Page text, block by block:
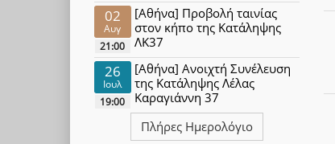
02
Αυγ
21:00
[Αθήνα] Προβολή ταινίας
στον κήπο της Κατάληψης
ΛΚ37
26
Ιουλ
19:00
[Αθήνα] Ανοιχτή Συνέλευση
της Κατάληψης Λέλας
Καραγιάννη 37
Πλήρες Ημερολόγιο